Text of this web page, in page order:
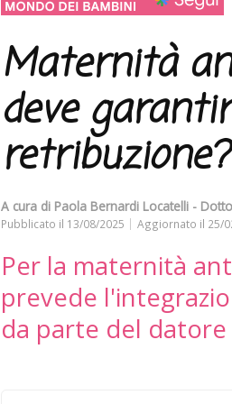
Maternità
deve
retribuzione?
A cura di Paola Bernardi Locatelli -
Pubblicato il 13/08/2025 Aggiornato il 25/
Per la maternità
prevede
da parte del